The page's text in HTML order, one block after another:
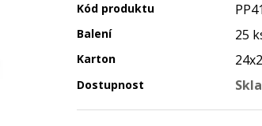
Kód produktu
Balení 25
Karton
Dostupnost